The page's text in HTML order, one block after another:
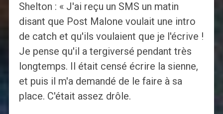
Shelton : « J'ai reçu un SMS un matin
disant que Post Malone voulait une intro
de catch et qu'ils voulaient que je l'écrive !
Je pense qu'il a tergiversé pendant très
longtemps. Il était censé écrire la sienne,
et puis il m'a demandé de le faire à sa
place. C'était assez drôle.